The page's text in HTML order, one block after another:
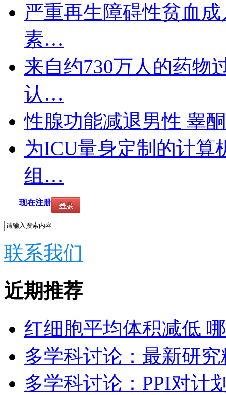
严重再生障碍性贫血
素…
来自约730万人的药物
认…
性腺功能减退男性 睾
为ICU量身定制的计算
组…
现在注册
联系我们
近期推荐
红细胞平均体积减低
多学科讨论：最新研
多学科讨论：PPI对计